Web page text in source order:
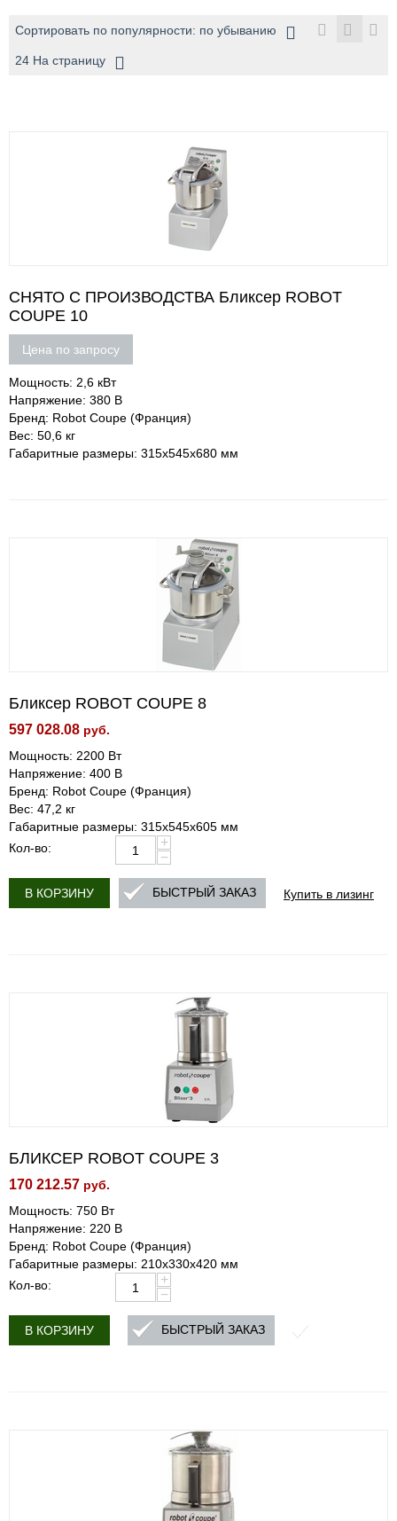
Сортировать по популярности: по убыванию
24 На страницу
СНЯТО С ПРОИЗВОДСТВА Бликсер ROBOT
COUPE 10
Цена по запросу
Мощность: 2,6 кВт
Напряжение: 380 В
Бренд: Robot Coupe (Франция)
Вес: 50,6 кг
Габаритные размеры: 315х545х680 мм
Бликсер ROBOT COUPE 8
597 028.08 руб.
Мощность: 2200 Вт
Напряжение: 400 В
Бренд: Robot Coupe (Франция)
Вес: 47,2 кг
Габаритные размеры: 315х545х605 мм
Кол-во:
+
−
В КОРЗИНУ Купить в лизинг
БЫСТРЫЙ ЗАКАЗ
БЛИКСЕР ROBOT COUPE 3
170 212.57 руб.
Мощность: 750 Вт
Напряжение: 220 В
Бренд: Robot Coupe (Франция)
Габаритные размеры: 210х330х420 мм
Кол-во:
+
−
В КОРЗИНУ БЫСТРЫЙ ЗАКАЗ